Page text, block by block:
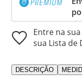
Entre na
sua Lista de
DESCRIÇÃO